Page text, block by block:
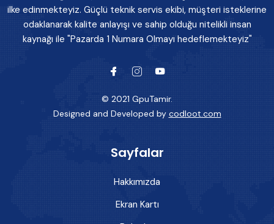
ilke edinmekteyiz. Güçlü teknik servis ekibi, müşteri isteklerine
odaklanarak kalite anlayışı ve sahip olduğu nitelikli insan
kaynağı ile "Pazarda 1 Numara Olmayı hedeflemekteyiz"
© 2021 GpuTamir.
Designed and Developed by codloot.com
Sayfalar
Hakkımızda
Ekran Kartı